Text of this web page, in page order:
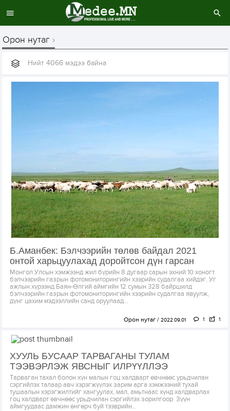
Орон нутаг
Нийт 4066 мэдээ байна
Б.Аманбек: Бэлчээрийн төлөв байдал 2021
онтой харьцуулахад доройтсон дүн гарсан
Монгол Улсын хэмжээнд жил бүрийн 8 дугаар сарын эхний 10 хоногт
бэлчээрийн газрын фотомониторингийн хээрийн судалгаа хийдэг. Уг
ажлын хүрээнд Баян-Өлгий аймгийн 12 сумын 328 байршилд
бэлчээрийн газрын фотомониторингийн хээрийн судалгаа явуулж,
дүнг цахим мэдээллийн санд оруулаад...
Орон нутаг 2022.09.01 1 1
ХУУЛЬ БУСААР ТАРВАГАНЫ ТУЛАМ
ТЭЭВЭРЛЭЖ ЯВСНЫГ ИЛРҮҮЛЛЭЭ
Тарваган тахал болон хүн малын гоц халдварт өвчнөөс урьдчилан
сэргийлэх талаар авч хэрэгжүүлэх зарим арга хэмжээний тухай
тушаалын хэрэгжилтийг хангуулах, мал, амьтнаас хүнд халдварлах
гоц халдварт өвчнөөс урьдчилан сэргийлэх зорилгоор Зүүн
аймгуудаас дамжин өнгөрч буй тээврийн...